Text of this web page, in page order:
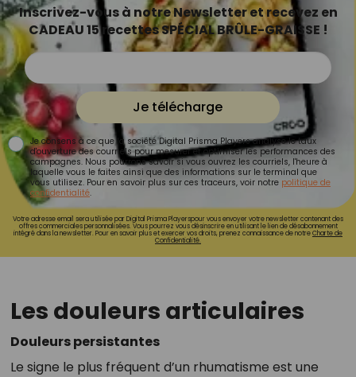
Inscrivez-vous à notre Newsletter et recevez en
CADEAU 15 recettes SPÉCIAL BRÛLE-GRAISSE !
Je télécharge
Je consens à ce que la société Digital Prisma Players analyse le taux
d'ouverture des courriels pour mesurer et optimiser les performances des
campagnes. Nous pourrons savoir si vous ouvrez les courriels, l'heure à
laquelle vous le faites ainsi que des informations sur le terminal que
vous utilisez. Pour en savoir plus sur ces traceurs, voir notre politique de
confidentialité.
Votre adresse email sera utilisée par Digital Prisma Playerspour vous envoyer votre newsletter contenant des
offres commerciales personnalisées. Vous pourrez vous désinscrire en utilisant le lien de désabonnement
intégré dans la newsletter. Pour en savoir plus et exercer vos droits, prenez connaissance de notreCharte de
Confidentialité.
Les douleurs articulaires
Douleurs persistantes
Le signe le plus fréquent d’un rhumatisme est une